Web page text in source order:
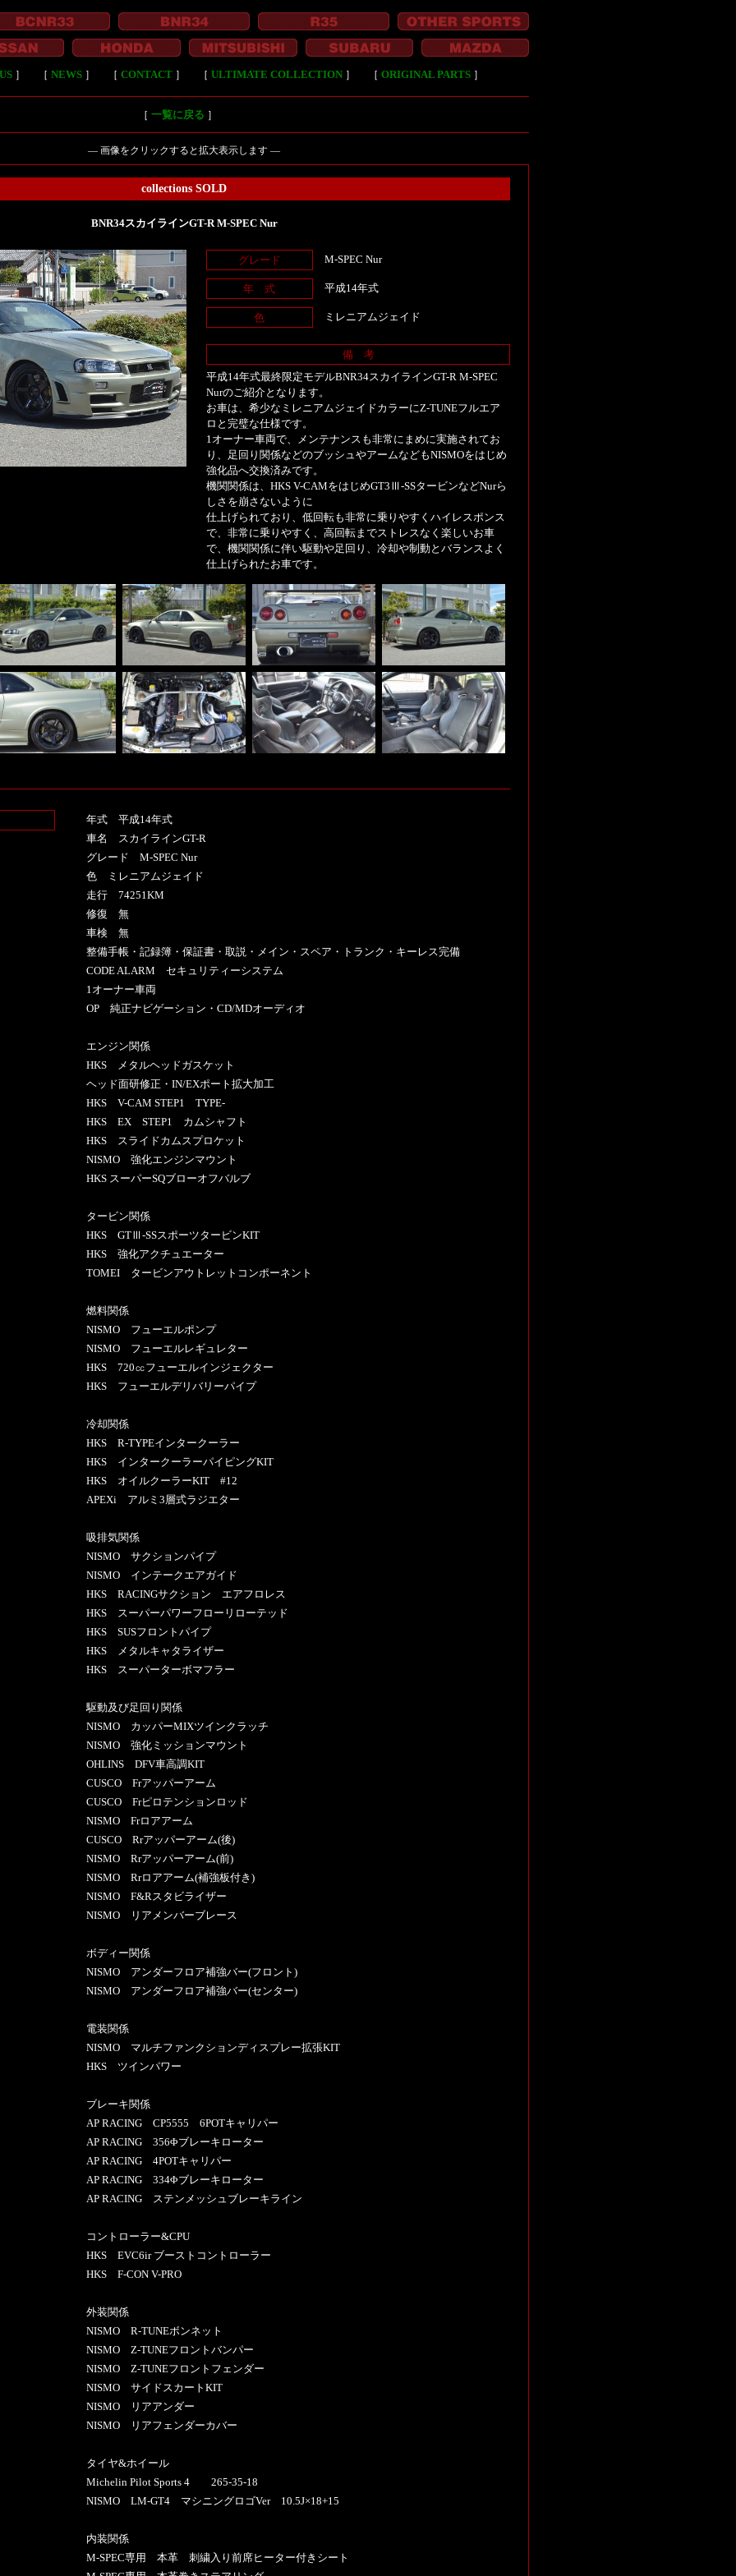
］ ［ NEWS］ ［ CONTACT］ ［ ULTIMATE COLLECTION］ ［ ORIGINAL PARTS］
［ 一覧に戻る ］
― 画像をクリックすると拡大表示します ―
collections SOLD
BNR34スカイラインGT-R M-SPEC Nur
グレード M-SPEC Nur
年 式 平成14年式
色 ミレニアムジェイド
備 考
平成14年式最終限定モデルBNR34スカイラインGT-R M-SPEC
Nurのご紹介となります。
お車は、希少なミレニアムジェイドカラーにZ-TUNEフルエア
ロと完璧な仕様です。
1オーナー車両で、メンテナンスも非常にまめに実施されてお
り、足回り関係などのブッシュやアームなどもNISMOをはじめ
強化品へ交換済みです。
機関関係は、HKS V-CAMをはじめGT3Ⅲ-SSタービンなどNurら
しさを崩さないように
仕上げられており、低回転も非常に乗りやすくハイレスポンス
で、非常に乗りやすく、高回転までストレスなく楽しいお車
で、機関関係に伴い駆動や足回り、冷却や制動とバランスよく
仕上げられたお車です。
年式 平成14年式
車名 スカイラインGT-R
グレード M-SPEC Nur
色 ミレニアムジェイド
走行 74251KM
修復 無
車検 無
整備手帳・記録簿・保証書・取説・メイン・スペア・トランク・キーレス完備
CODE ALARM セキュリティーシステム
1オーナー車両
OP 純正ナビゲーション・CD/MDオーディオ
エンジン関係
HKS メタルヘッドガスケット
ヘッド面研修正・IN/EXポート拡大加工
HKS V-CAM STEP1 TYPE-
HKS EX STEP1 カムシャフト
HKS スライドカムスプロケット
NISMO 強化エンジンマウント
HKS スーパーSQブローオフバルブ
タービン関係
HKS GTⅢ-SSスポーツタービンKIT
HKS 強化アクチュエーター
TOMEI タービンアウトレットコンポーネント
燃料関係
NISMO フューエルポンプ
NISMO フューエルレギュレター
HKS 720㏄フューエルインジェクター
HKS フューエルデリバリーパイプ
冷却関係
HKS R-TYPEインタークーラー
HKS インタークーラーパイピングKIT
HKS オイルクーラーKIT #12
APEXi アルミ3層式ラジエター
吸排気関係
NISMO サクションパイプ
NISMO インテークエアガイド
HKS RACINGサクション エアフロレス
HKS スーパーパワーフローリローテッド
HKS SUSフロントパイプ
HKS メタルキャタライザー
HKS スーパーターボマフラー
駆動及び足回り関係
NISMO カッパーMIXツインクラッチ
NISMO 強化ミッションマウント
OHLINS DFV車高調KIT
CUSCO Frアッパーアーム
CUSCO Frピロテンションロッド
NISMO Frロアアーム
CUSCO Rrアッパーアーム(後)
NISMO Rrアッパーアーム(前)
NISMO Rrロアアーム(補強板付き)
NISMO F&Rスタビライザー
NISMO リアメンバーブレース
ボディー関係
NISMO アンダーフロア補強バー(フロント)
NISMO アンダーフロア補強バー(センター)
電装関係
NISMO マルチファンクションディスプレー拡張KIT
HKS ツインパワー
ブレーキ関係
AP RACING CP5555 6POTキャリパー
AP RACING 356Φブレーキローター
AP RACING 4POTキャリパー
AP RACING 334Φブレーキローター
AP RACING ステンメッシュブレーキライン
コントローラー&CPU
HKS EVC6ir ブーストコントローラー
HKS F-CON V-PRO
外装関係
NISMO R-TUNEボンネット
NISMO Z-TUNEフロントバンパー
NISMO Z-TUNEフロントフェンダー
NISMO サイドスカートKIT
NISMO リアアンダー
NISMO リアフェンダーカバー
タイヤ&ホイール
Michelin Pilot Sports 4 265-35-18
NISMO LM-GT4 マシニングロゴVer 10.5J×18+15
内装関係
M-SPEC専用 本革 刺繍入り前席ヒーター付きシート